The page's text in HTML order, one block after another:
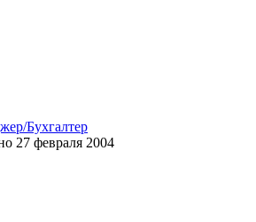
Бухгалтер
27 февраля 2004